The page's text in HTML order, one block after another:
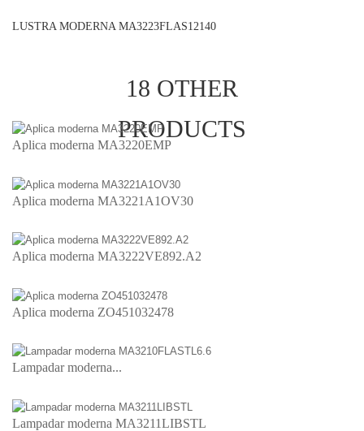
LUSTRA MODERNA MA3223FLAS12140
18 OTHER
PRODUCTS
Aplica moderna MA3220EMP
Aplica moderna MA3221A1OV30
Aplica moderna MA3222VE892.A2
Aplica moderna ZO451032478
Lampadar moderna...
Lampadar moderna MA3211LIBSTL